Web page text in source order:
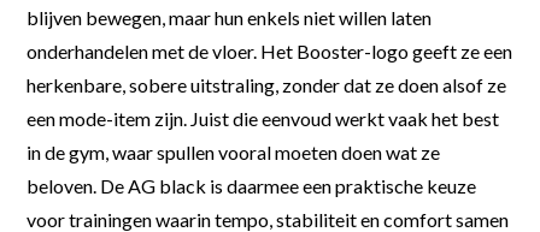
blijven bewegen, maar hun enkels niet willen laten
onderhandelen met de vloer. Het Booster-logo geeft ze een
herkenbare, sobere uitstraling, zonder dat ze doen alsof ze
een mode-item zijn. Juist die eenvoud werkt vaak het best
in de gym, waar spullen vooral moeten doen wat ze
beloven. De AG black is daarmee een praktische keuze
voor trainingen waarin tempo, stabiliteit en comfort samen